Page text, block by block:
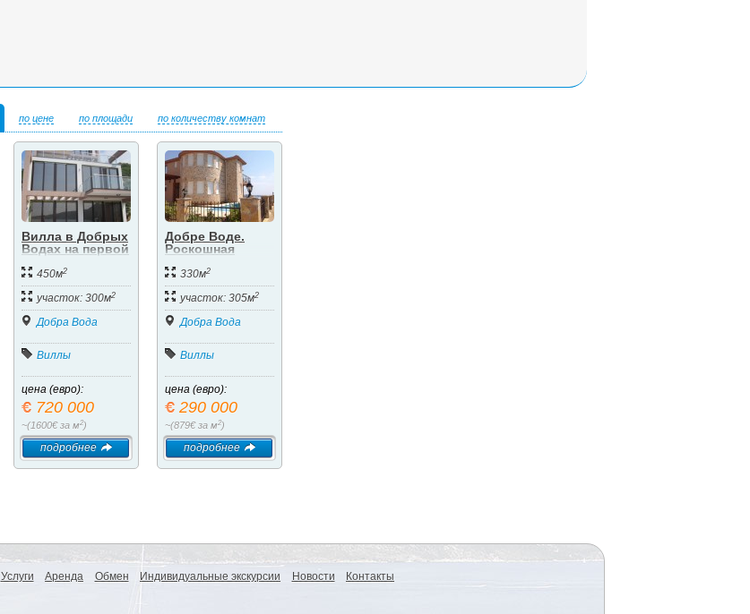
по цене по площади по количеству комнат
Вилла в Добрых
Водах на первой
линия
450м2
участок: 300м2
Добра Вода
Виллы
цена (евро):
720 000
~(1600€ за м2)
подробнее
Добре Воде.
Роскошная
бассейном.
330м2
участок: 305м2
Добра Вода
Виллы
цена (евро):
290 000
~(879€ за м2)
подробнее
Услуги Аренда Обмен Индивидуальные экскурсии Новости Контакты